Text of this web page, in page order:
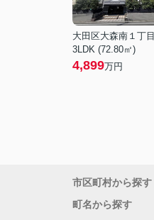
大田区大森南１丁目
3LDK (72.80㎡)
4,899万円
市区町村から探す
町名から探す